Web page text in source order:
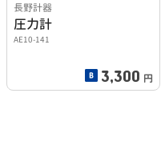
長野計器
圧力計
AE10-141
3,300 円